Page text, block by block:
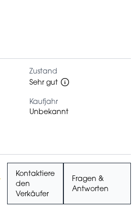
Zustand
Sehr gut
Kaufjahr
Unbekannt
Kontaktiere
den
Verkäufer
Fragen &
Antworten